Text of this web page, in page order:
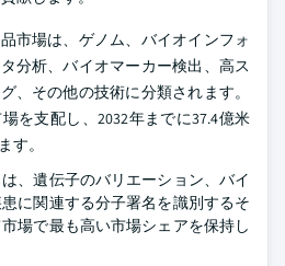
市場は、ゲノム、バイオインフォ
分析、バイオマーカー検出、高ス
、その他の技術に分類されます。
を支配し、2032年までに37.4億米
す。
、遺伝子のバリエーション、バイ
に関連する分子署名を識別するそ
場で最も高い市場シェアを保持し